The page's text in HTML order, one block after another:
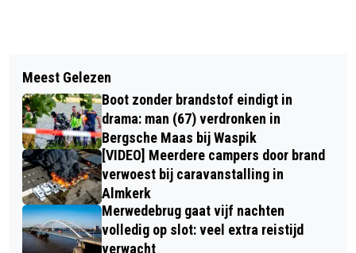
MASSALE POLITIE INZET IN WIJK
HOGE VUGHT BREDA TIJDENS
JAARWISSELING
AUTO KANTELT BIJ AANRIJDING OP
KRUISING IN TILBURG
Meest Gelezen
Boot zonder brandstof eindigt in
drama: man (67) verdronken in
Bergsche Maas bij Waspik
[VIDEO] Meerdere campers door brand
verwoest bij caravanstalling in
Almkerk
Merwedebrug gaat vijf nachten
volledig op slot: veel extra reistijd
verwacht